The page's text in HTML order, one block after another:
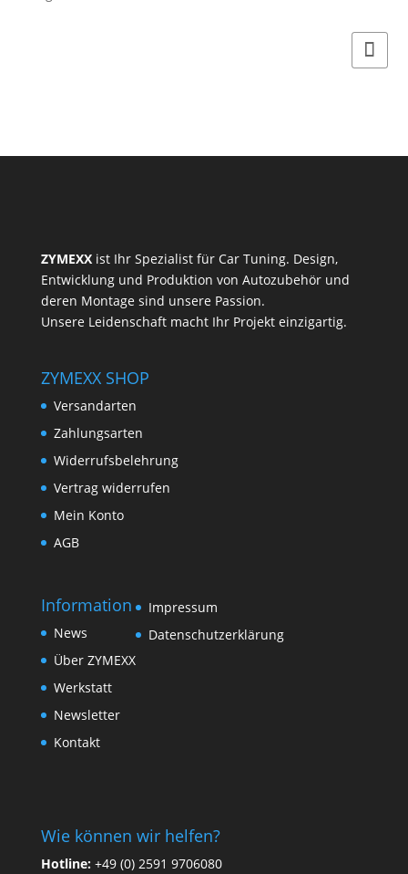
ZYMEXXist Ihr Spezialist für Car Tuning. Design,
Entwicklung und Produktion von Autozubehör und
deren Montage sind unsere Passion.
Unsere Leidenschaft macht Ihr Projekt einzigartig.
ZYMEXX SHOP
Versandarten
Zahlungsarten
Widerrufsbelehrung
Vertrag widerrufen
Mein Konto
AGB
Information
News
Über ZYMEXX
Werkstatt
Newsletter
Kontakt
Impressum
Datenschutzerklärung
Wie können wir helfen?
Hotline:+49 (0) 2591 9706080